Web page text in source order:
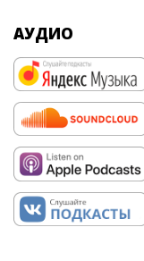
АУДИО